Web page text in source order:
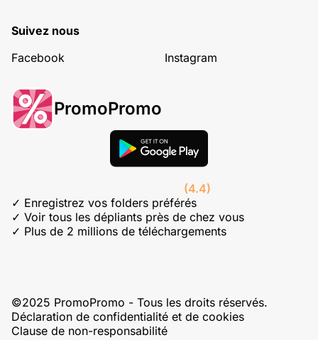
Suivez nous
Facebook
Instagram
PromoPromo
(4.4)
✓ Enregistrez vos folders préférés
✓ Voir tous les dépliants près de chez vous
✓ Plus de 2 millions de téléchargements
©2025 PromoPromo - Tous les droits réservés.
Déclaration de confidentialité et de cookies
Clause de non-responsabilité